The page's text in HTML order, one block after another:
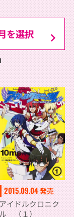
2015.09.04発売
アイドルクロニク
ル （１）